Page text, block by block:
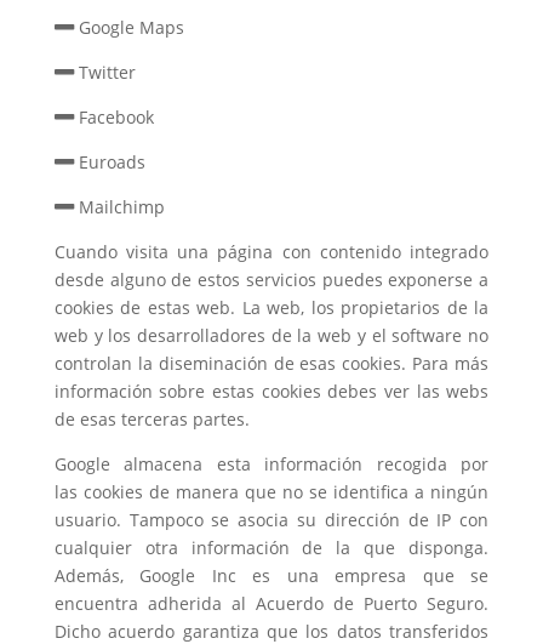
Google Maps
Twitter
Facebook
Euroads
Mailchimp
Cuando visita una página con contenido integrado
desde alguno de estos servicios puedes exponerse a
cookies de estas web. La web, los propietarios de la
web y los desarrolladores de la web y el software no
controlan la diseminación de esas cookies. Para más
información sobre estas cookies debes ver las webs
de esas terceras partes.
Google almacena esta información recogida por
las cookies de manera que no se identifica a ningún
usuario. Tampoco se asocia su dirección de IP con
cualquier otra información de la que disponga.
Además, Google Inc es una empresa que se
encuentra adherida al Acuerdo de Puerto Seguro.
Dicho acuerdo garantiza que los datos transferidos